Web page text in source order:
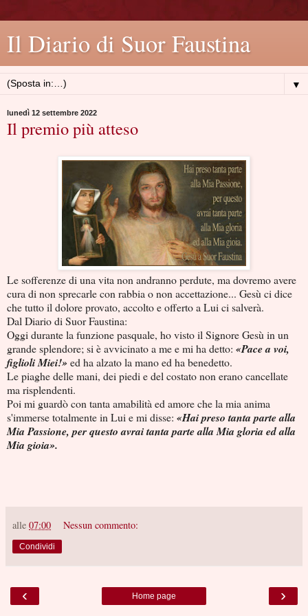
Il Diario di Suor Faustina
▼
lunedì 12 settembre 2022
Il premio più atteso
Le sofferenze di una vita non andranno perdute, ma dovremo avere
cura di non sprecarle con rabbia o non accettazione... Gesù ci dice
che tutto il dolore provato, accolto e offerto a Lui ci salverà.
Dal Diario di Suor Faustina:
Oggi durante la funzione pasquale, ho visto il Signore Gesù in un
grande splendore; si è avvicinato a me e mi ha detto: «Pace a voi,
figlioli Miei!»ed ha alzato la mano ed ha benedetto.
Le piaghe delle mani, dei piedi e del costato non erano cancellate
ma risplendenti.
Poi mi guardò con tanta amabilità ed amore che la mia anima
s'immerse totalmente in Lui e mi disse: «Hai preso tanta parte alla
Mia Passione, per questo avrai tanta parte alla Mia gloria ed alla
Mia gioia».
alle 07:00 Nessun commento:
Condividi
‹ ›
Home page